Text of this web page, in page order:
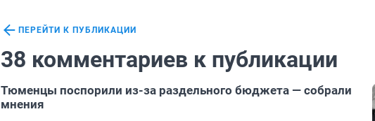
ПЕРЕЙТИ К ПУБЛИКАЦИИ
38 комментариев к публикации
Тюменцы поспорили из-за раздельного бюджета — собрали
мнения